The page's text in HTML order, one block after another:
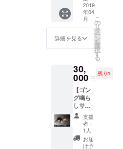
（イー
プラ
ス）
（パソ
コン＆
リー
マート
各店) ​・
ローソ
ンチ
ケット​
（Ｌ
コード:
32284
）ロー
ソン各
希望の
サイズ
を備考
欄にご
記入く
を購入
して頂
いてる
方が対
象にな
ります)
ご購入
は、 発
売所 ​・
e+
（イー
サーが
お渡し
いたし
ます。
プロ、
アマは
問いま
ん！！
参加日
時と場
所は
2019/04
/20 新宿
FACE！
エキシ
ビショ
ンは19
時30分
2019
年04
月
詳細を見る
こ
の
リ
タ
ー
ン
を
選
択
す
る
30,
000 円
残り1
【ゴン
グ鳴ら
しサ
ポー
ター】
・エキ
シビ
ジョン
支援
者：
1人
お届
け予